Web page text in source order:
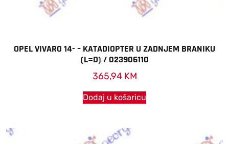
OPEL VIVARO 14- – KATADIOPTER U ZADNJEM BRANIKU
(L=D) / 023906110
365,94 KM
Dodaj u košaricu